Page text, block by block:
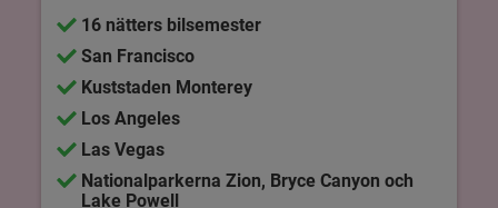
16 nätters bilsemester
San Francisco
Kuststaden Monterey
Los Angeles
Las Vegas
Nationalparkerna Zion, Bryce Canyon och
Lake Powell